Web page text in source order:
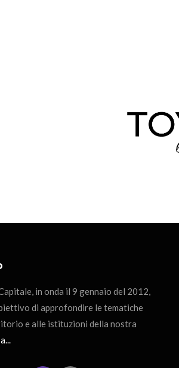
in onda il 9 gennaio del 2012,
di approfondire le tematiche
e alle istituzioni della nostra